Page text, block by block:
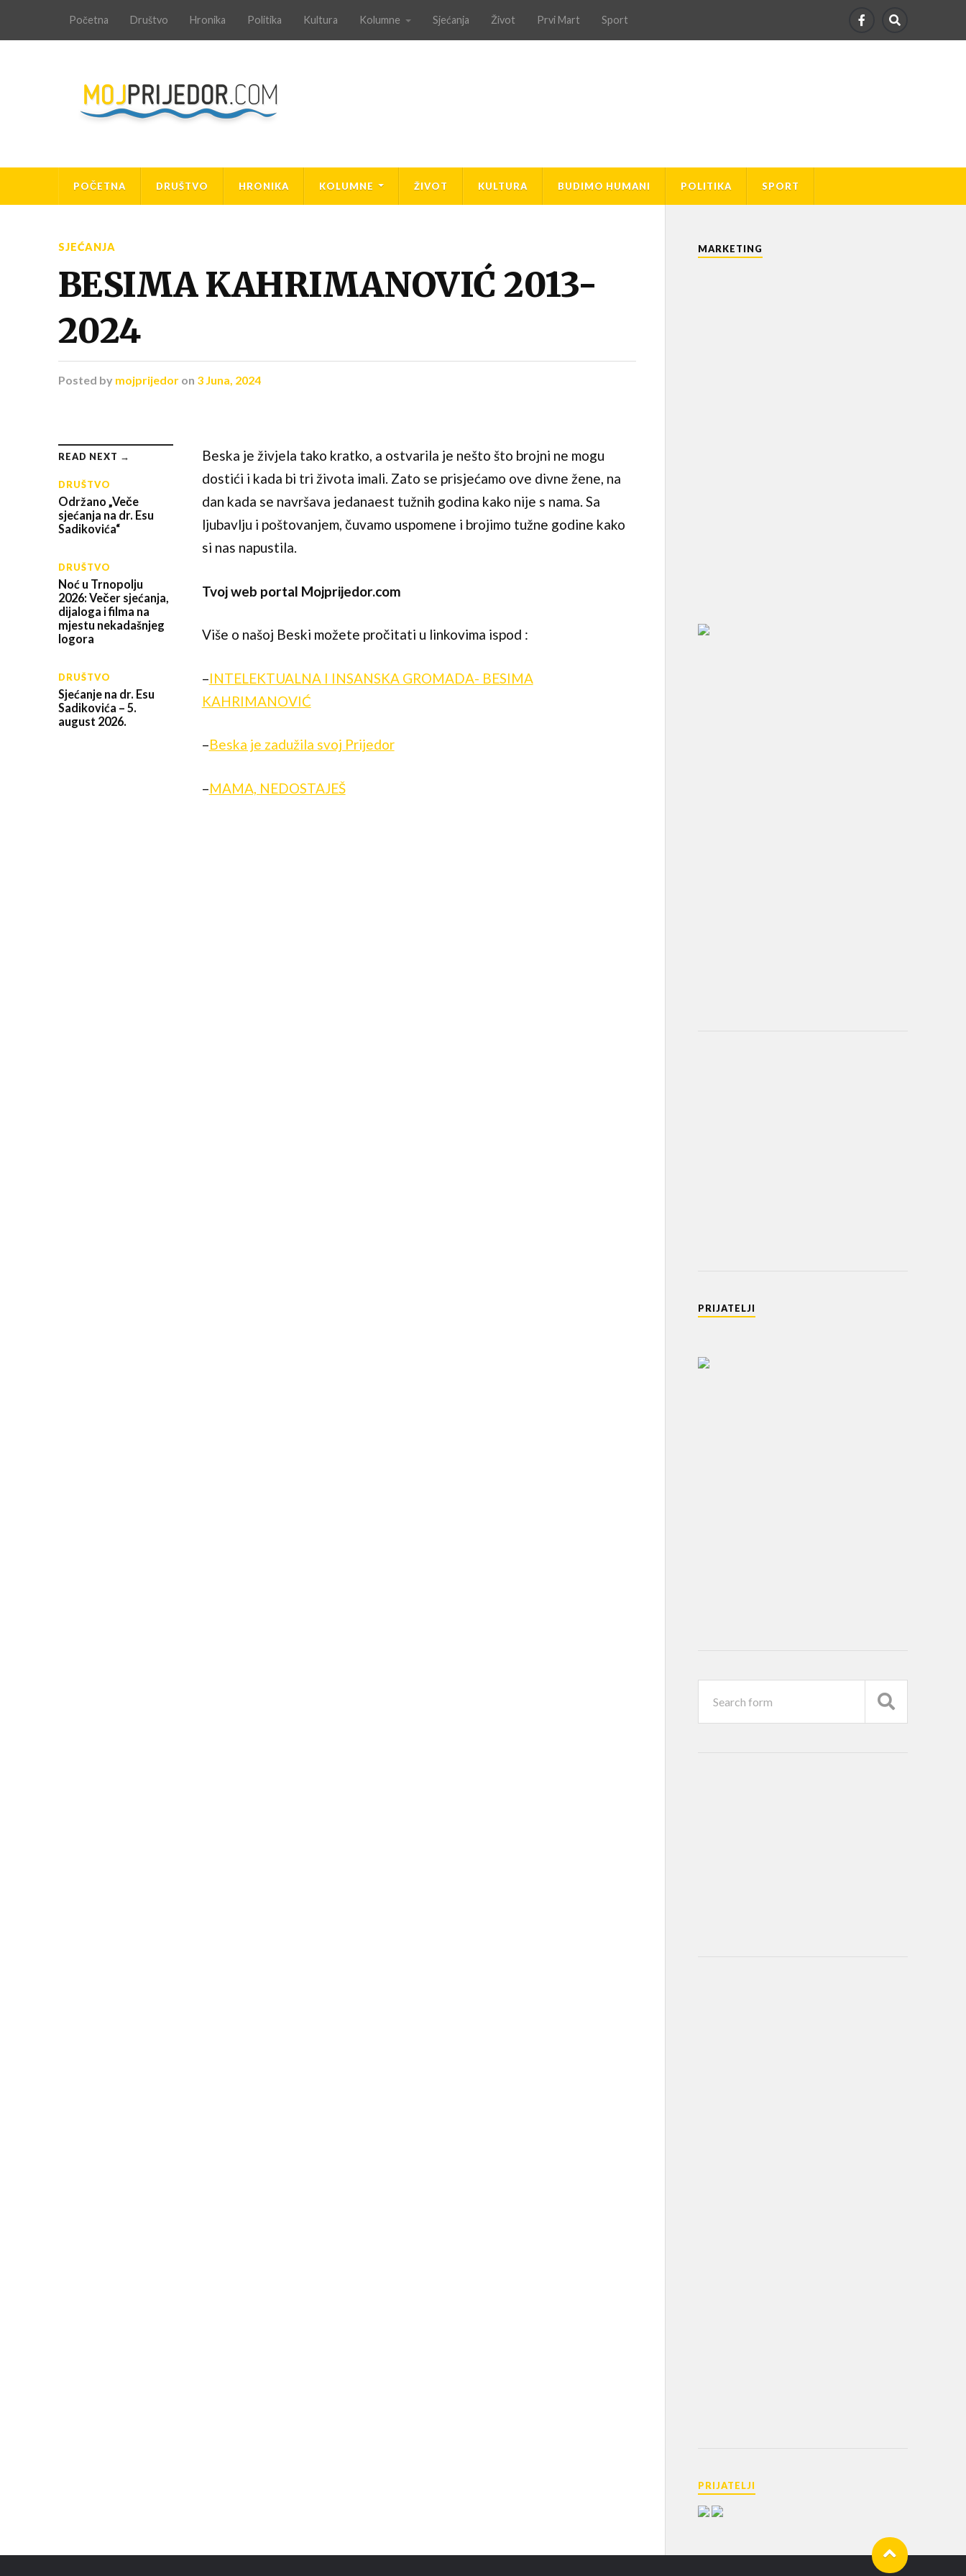
Početna Društvo Hronika Politika Kultura Kolumne Sjećanja Život Prvi Mart Sport
POČETNA DRUŠTVO HRONIKA KOLUMNE ŽIVOT KULTURA BUDIMO HUMANI POLITIKA SPORT
SJEĆANJA
BESIMA KAHRIMANOVIĆ 2013-
2024
Posted by mojprijedor on 3 Juna, 2024
READ NEXT →
DRUŠTVO
Održano „Veče
sjećanja na dr. Esu
Sadikovića“
DRUŠTVO
Noć u Trnopolju
2026: Večer sjećanja,
dijaloga i filma na
mjestu nekadašnjeg
logora
DRUŠTVO
Sjećanje na dr. Esu
Sadikovića – 5.
august 2026.
Beska je živjela tako kratko, a ostvarila je nešto što brojni ne mogu
dostići i kada bi tri života imali. Zato se prisjećamo ove divne žene, na
dan kada se navršava jedanaest tužnih godina kako nije s nama. Sa
ljubavlju i poštovanjem, čuvamo uspomene i brojimo tužne godine kako
si nas napustila.
Tvoj web portal Mojprijedor.com
Više o našoj Beski možete pročitati u linkovima ispod :
–INTELEKTUALNA I INSANSKA GROMADA- BESIMA
KAHRIMANOVIĆ
–Beska je zadužila svoj Prijedor
–MAMA, NEDOSTAJEŠ
MARKETING
PRIJATELJI
PRIJATELJI